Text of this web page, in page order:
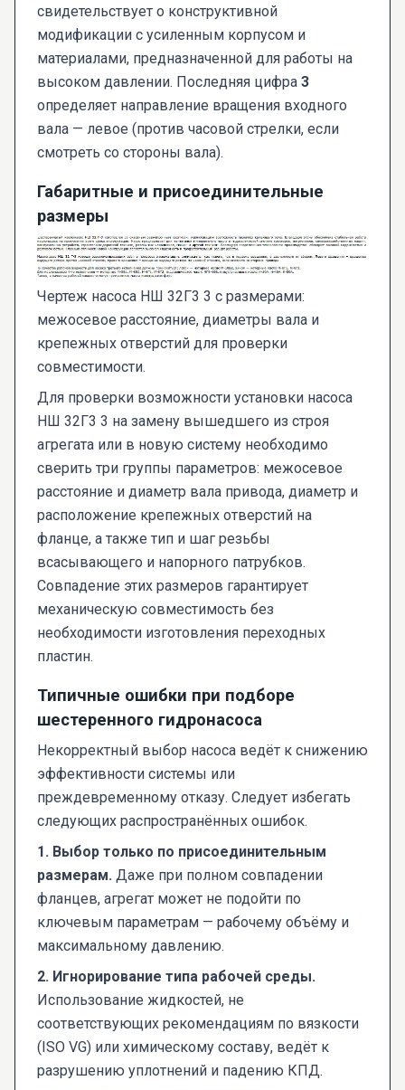
свидетельствует о конструктивной
модификации с усиленным корпусом и
материалами, предназначенной для работы на
высоком давлении. Последняя цифра 3
определяет направление вращения входного
вала — левое (против часовой стрелки, если
смотреть со стороны вала).
Габаритные и присоединительные
размеры
Чертеж насоса НШ 32Г3 3 с размерами:
межосевое расстояние, диаметры вала и
крепежных отверстий для проверки
совместимости.
Для проверки возможности установки насоса
НШ 32Г3 3 на замену вышедшего из строя
агрегата или в новую систему необходимо
сверить три группы параметров: межосевое
расстояние и диаметр вала привода, диаметр и
расположение крепежных отверстий на
фланце, а также тип и шаг резьбы
всасывающего и напорного патрубков.
Совпадение этих размеров гарантирует
механическую совместимость без
необходимости изготовления переходных
пластин.
Типичные ошибки при подборе
шестеренного гидронасоса
Некорректный выбор насоса ведёт к снижению
эффективности системы или
преждевременному отказу. Следует избегать
следующих распространённых ошибок.
1. Выбор только по присоединительным
размерам. Даже при полном совпадении
фланцев, агрегат может не подойти по
ключевым параметрам — рабочему объёму и
максимальному давлению.
2. Игнорирование типа рабочей среды.
Использование жидкостей, не
соответствующих рекомендациям по вязкости
(ISO VG) или химическому составу, ведёт к
разрушению уплотнений и падению КПД.